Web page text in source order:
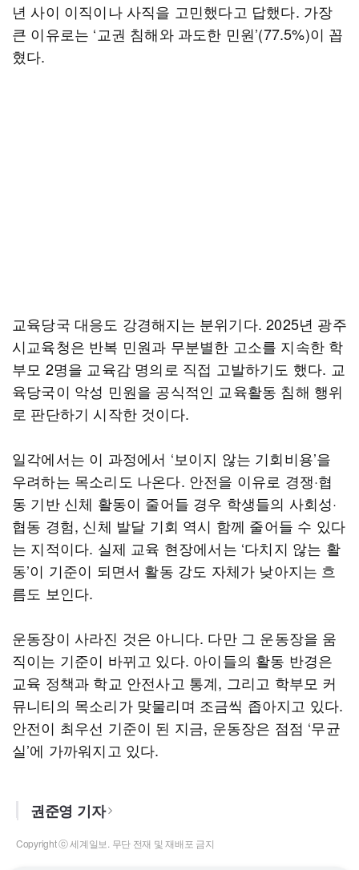
년 사이 이직이나 사직을 고민했다고 답했다. 가장
큰 이유로는 ‘교권 침해와 과도한 민원’(77.5%)이 꼽
혔다.
교육당국 대응도 강경해지는 분위기다. 2025년 광주
시교육청은 반복 민원과 무분별한 고소를 지속한 학
부모 2명을 교육감 명의로 직접 고발하기도 했다. 교
육당국이 악성 민원을 공식적인 교육활동 침해 행위
로 판단하기 시작한 것이다.
일각에서는 이 과정에서 ‘보이지 않는 기회비용’을
우려하는 목소리도 나온다. 안전을 이유로 경쟁·협
동 기반 신체 활동이 줄어들 경우 학생들의 사회성·
협동 경험, 신체 발달 기회 역시 함께 줄어들 수 있다
는 지적이다. 실제 교육 현장에서는 ‘다치지 않는 활
동’이 기준이 되면서 활동 강도 자체가 낮아지는 흐
름도 보인다.
운동장이 사라진 것은 아니다. 다만 그 운동장을 움
직이는 기준이 바뀌고 있다. 아이들의 활동 반경은
교육 정책과 학교 안전사고 통계, 그리고 학부모 커
뮤니티의 목소리가 맞물리며 조금씩 좁아지고 있다.
안전이 최우선 기준이 된 지금, 운동장은 점점 ‘무균
실’에 가까워지고 있다.
권준영 기자
Copyright ⓒ 세계일보. 무단 전재 및 재배포 금지